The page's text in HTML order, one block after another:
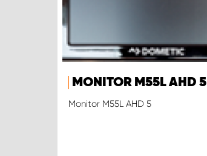
MONITOR M55L AHD 5
Monitor M55L AHD 5